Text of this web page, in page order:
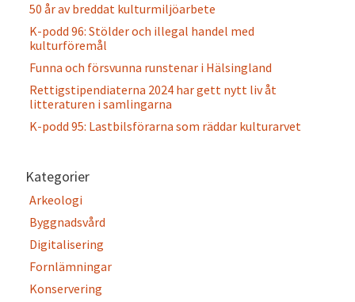
50 år av breddat kulturmiljöarbete
K-podd 96: Stölder och illegal handel med
kulturföremål
Funna och försvunna runstenar i Hälsingland
Rettigstipendiaterna 2024 har gett nytt liv åt
litteraturen i samlingarna
K-podd 95: Lastbilsförarna som räddar kulturarvet
Kategorier
Arkeologi
Byggnadsvård
Digitalisering
Fornlämningar
Konservering